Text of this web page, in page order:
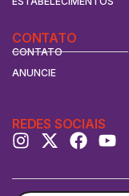
CONTATO
CONTATO
ANUNCIE
REDES SOCIAIS